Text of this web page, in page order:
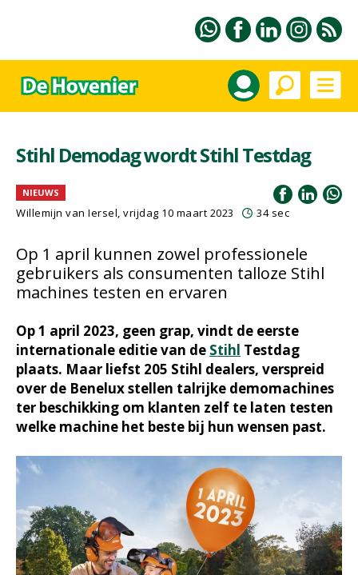
Stihl Demodag wordt Stihl Testdag
NIEUWS
Willemijn van Iersel, vrijdag 10 maart 2023 34 sec
Op 1 april kunnen zowel professionele
gebruikers als consumenten talloze Stihl
machines testen en ervaren
Op 1 april 2023, geen grap, vindt de eerste
internationale editie van de Stihl Testdag
plaats. Maar liefst 205 Stihl dealers, verspreid
over de Benelux stellen talrijke demomachines
ter beschikking om klanten zelf te laten testen
welke machine het beste bij hun wensen past.